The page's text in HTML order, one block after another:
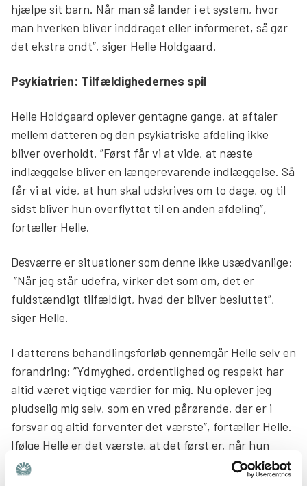
hjælpe sit barn. Når man så lander i et system, hvor
man hverken bliver inddraget eller informeret, så gør
det ekstra ondt”, siger Helle Holdgaard.
Psykiatrien: Tilfældighedernes spil
Helle Holdgaard oplever gentagne gange, at aftaler
mellem datteren og den psykiatriske afdeling ikke
bliver overholdt. ”Først får vi at vide, at næste
indlæggelse bliver en længerevarende indlæggelse. Så
får vi at vide, at hun skal udskrives om to dage, og til
sidst bliver hun overflyttet til en anden afdeling”,
fortæller Helle.
Desværre er situationer som denne ikke usædvanlige:
”Når jeg står udefra, virker det som om, det er
fuldstændigt tilfældigt, hvad der bliver besluttet”,
siger Helle.
I datterens behandlingsforløb gennemgår Helle selv en
forandring: ”Ydmyghed, ordentlighed og respekt har
altid været vigtige værdier for mig. Nu oplever jeg
pludselig mig selv, som en vred pårørende, der er i
forsvar og altid forventer det værste”, fortæller Helle.
Ifølge Helle er det værste, at det først er, når hun
bliver vred og truer, at det giver pote. Kun dér opnår